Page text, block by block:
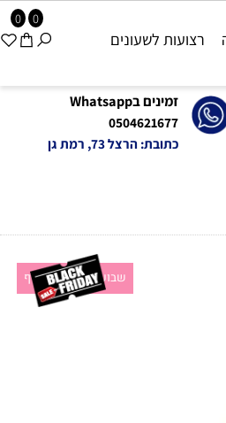
זמינים בWhatsapp
0504621677
כתובת: הרצל 73, רמת גן
0 0
רצועות לשעונים
שבוע מבצעים מטורף